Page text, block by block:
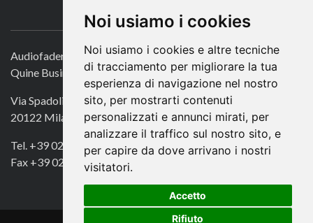
Noi usiamo i cookies
Noi usiamo i cookies e altre tecniche
di tracciamento per migliorare la tua
esperienza di navigazione nel nostro
sito, per mostrarti contenuti
personalizzati e annunci mirati, per
analizzare il traffico sul nostro sito, e
per capire da dove arrivano i nostri
visitatori.
Accetto
Rifiuto
RECENSIONE
AUDIO, SOUND ENGINE
15
DICEMBRE 2022
AVID PRO TOOLS 2025.6:
TUTTO QUELLO CHE C'È
DA SAPERE
PRO AUDIO , SOUND ENGINE
,
TUTORIAL
23 GIUGNO 2025
DANGEROUS BAX500, IL
MIGLIOR BAXANDALL PER
API 500? REVIEW
CONTATTACI
Audiofader.com
Quine Business Publisher
Via Spadolini 7
20122 Milano
Tel. +39 02 49756990
Fax +39 02 72016740